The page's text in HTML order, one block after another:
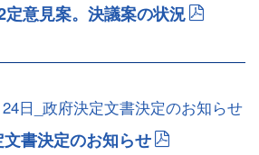
意見案。決議案の状況
日_政府決定文書決定のお知らせ
書決定のお知らせ